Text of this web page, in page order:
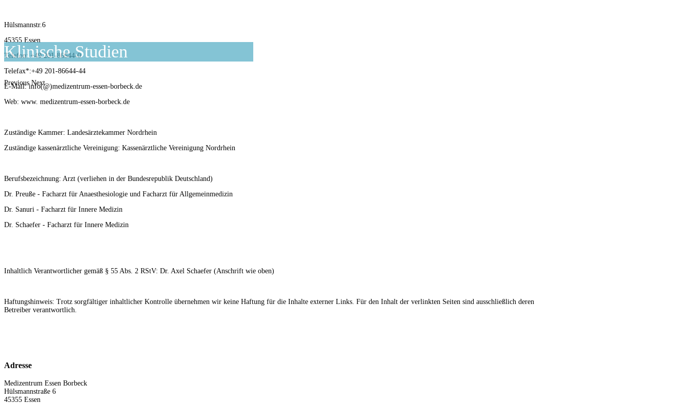
Klinische Studien
Previous Next
Hülsmannstr.6
45355 Essen
Telefon: +49 201-86644-0
Telefax*:+49 201-86644-44
E-Mail: info(@)medizentrum-essen-borbeck.de
Web: www. medizentrum-essen-borbeck.de
Zuständige Kammer: Landesärztekammer Nordrhein
Zuständige kassenärztliche Vereinigung: Kassenärztliche Vereinigung Nordrhein
Berufsbezeichnung: Arzt (verliehen in der Bundesrepublik Deutschland)
Dr. Preuße - Facharzt für Anaesthesiologie und Facharzt für Allgemeinmedizin
Dr. Sanuri - Facharzt für Innere Medizin
Dr. Schaefer - Facharzt für Innere Medizin
Inhaltlich Verantwortlicher gemäß § 55 Abs. 2 RStV: Dr. Axel Schaefer (Anschrift wie oben)
Haftungshinweis: Trotz sorgfältiger inhaltlicher Kontrolle übernehmen wir keine Haftung für die Inhalte externer Links. Für den Inhalt der verlinkten Seiten sind ausschließlich deren
Betreiber verantwortlich.
Adresse
Medizentrum Essen Borbeck
Hülsmannstraße 6
45355 Essen